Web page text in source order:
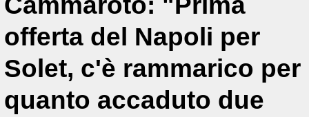
offerta del Napoli per
Solet, c'è rammarico per
quanto accaduto due